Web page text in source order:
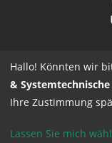
Hallo! Könnten wir
&
Ihre Zustimmung
Lassen Sie mich